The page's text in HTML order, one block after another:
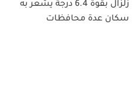
زلزال بقوة 6.4 درجة يشعر به
سكان عدة محافظات